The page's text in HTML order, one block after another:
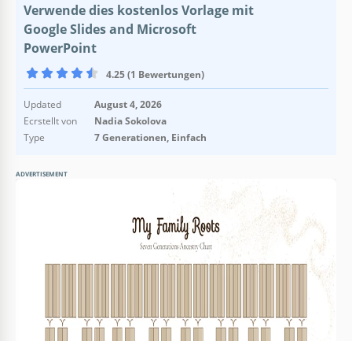
Verwende dies kostenlos Vorlage mit
Google Slides and Microsoft
PowerPoint
4.25 (1 Bewertungen)
Updated
August 4, 2026
Ecrstellt von
Nadia Sokolova
Type
7 Generationen, Einfach
ADVERTISEMENT